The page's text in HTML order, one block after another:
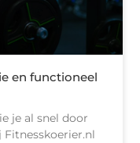
en functioneel
je al snel door